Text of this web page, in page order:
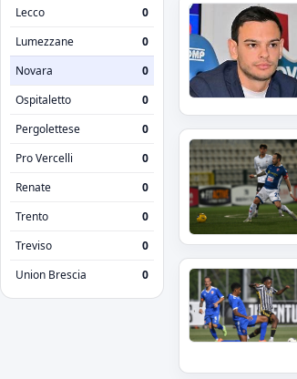
Lecco
0
Lumezzane
0
Novara
0
Ospitaletto
0
Pergolettese
0
Pro Vercelli
0
Renate
0
Trento
0
Treviso
0
Union Brescia
0